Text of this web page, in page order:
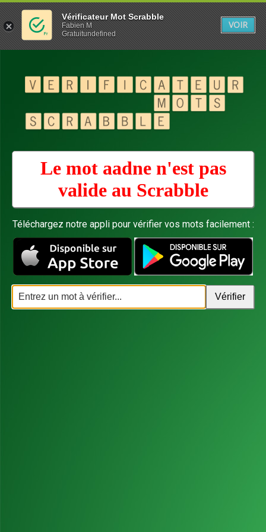
Le mot aadne n'est pas
valide au Scrabble
Téléchargez notre appli pour vérifier vos mots facilement :
Vérificateur Mot Scrabble
Fabien M
Gratuitundefined
VOIR